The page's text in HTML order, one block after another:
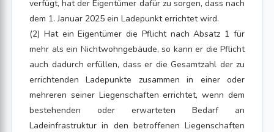
verfügt, hat der Eigentümer dafür zu sorgen, dass nach
dem 1. Januar 2025 ein Ladepunkt errichtet wird.
(2) Hat ein Eigentümer die Pflicht nach Absatz 1 für
mehr als ein Nichtwohngebäude, so kann er die Pflicht
auch dadurch erfüllen, dass er die Gesamtzahl der zu
errichtenden Ladepunkte zusammen in einer oder
mehreren seiner Liegenschaften errichtet, wenn dem
bestehenden oder erwarteten Bedarf an
Ladeinfrastruktur in den betroffenen Liegenschaften